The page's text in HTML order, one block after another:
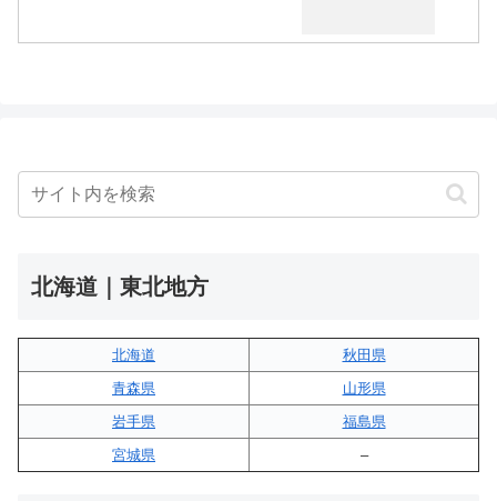
北海道｜東北地方
北海道
秋田県
青森県
山形県
岩手県
福島県
宮城県
–